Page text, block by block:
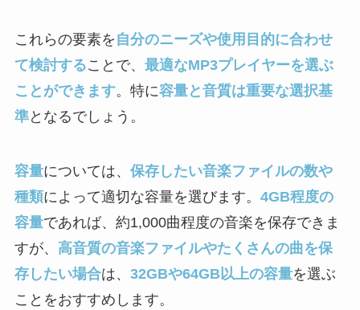
これらの要素を 自分のニーズや使用目的に合わせ
て検討することで、 最適なMP3プレイヤーを選ぶ
ことができます。特に容量と音質は重要な選択基
準となるでしょう。
容量については、 保存したい音楽ファイルの数や
種類によって適切な容量を選びます。 4GB程度の
容量であれば、約1,000曲程度の音楽を保存できま
すが、 高音質の音楽ファイルやたくさんの曲を保
存したい場合は、 32GBや64GB以上の容量を選ぶ
ことをおすすめします。